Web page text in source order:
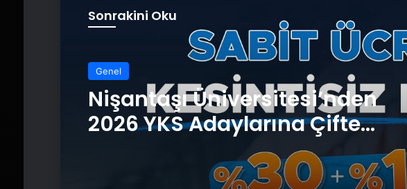
Sonrakini Oku
Genel
Nişantaşı Üniversitesi’nden
2026 YKS Adaylarına Çifte
Güvence: Sabit Ücret ve
Kesintisiz Burs